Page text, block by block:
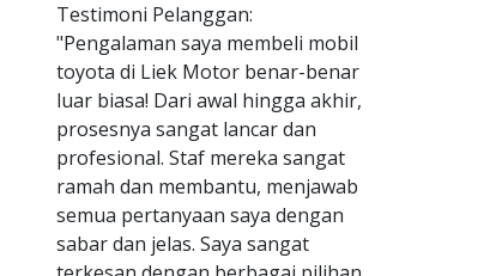
Testimoni Pelanggan:
"Pengalaman saya membeli mobil
toyota di Liek Motor benar-benar
luar biasa! Dari awal hingga akhir,
prosesnya sangat lancar dan
profesional. Staf mereka sangat
ramah dan membantu, menjawab
semua pertanyaan saya dengan
sabar dan jelas. Saya sangat